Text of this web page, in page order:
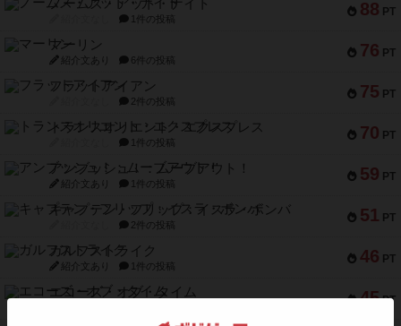
88 PT
ノームズ・アット・ナイト
1件の投稿
76 PT
マーリン
紹介文あり 6件の投稿
75 PT
フラットアイアン
2件の投稿
70 PT
トランスオリエント・エクスプレス
1件の投稿
59 PT
アンブッシュ！：ムーブアウト！
紹介文あり 1件の投稿
51 PT
キャプテン・フリップ：イスラ・ボンバ
2件の投稿
46 PT
ガルフストライク
紹介文あり 1件の投稿
45 PT
エコーズ・オブ・タイム